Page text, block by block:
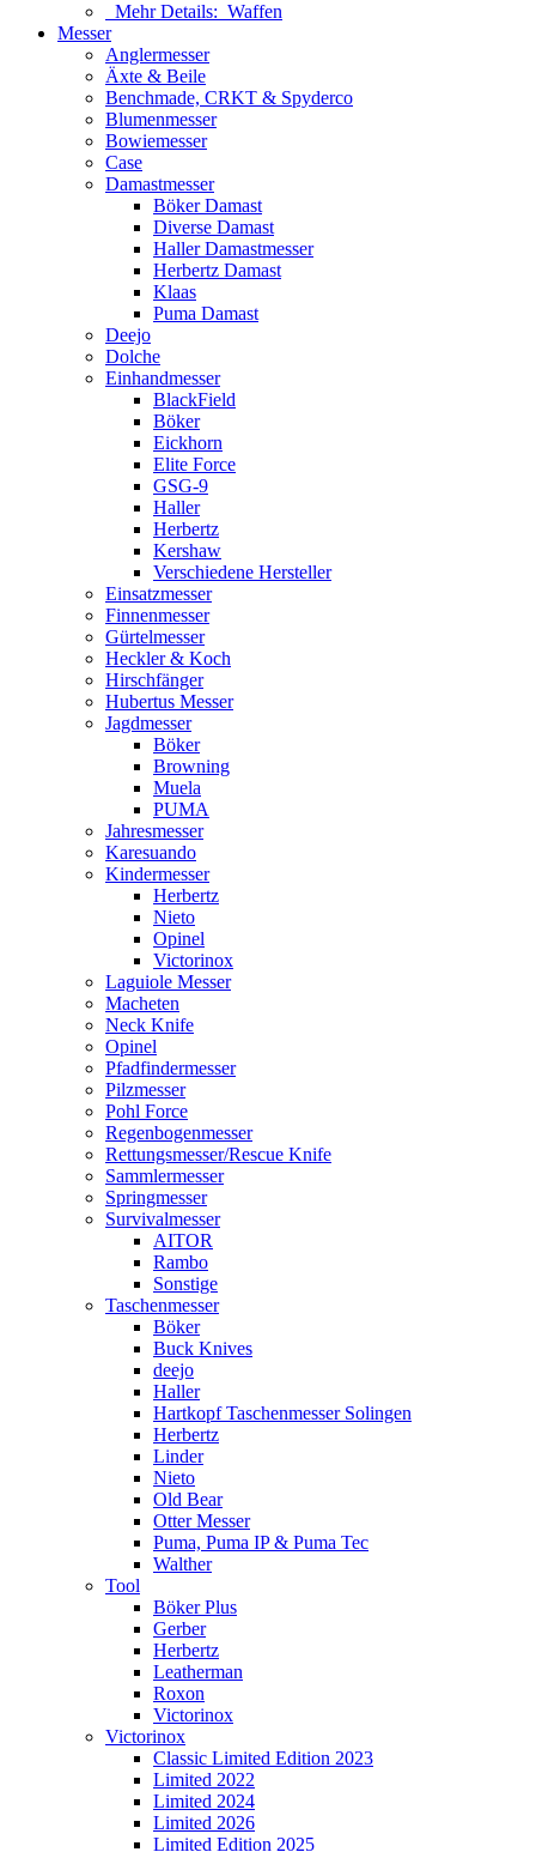
Mehr Details: Waffen
Messer
Anglermesser
Äxte & Beile
Benchmade, CRKT & Spyderco
Blumenmesser
Bowiemesser
Case
Damastmesser
Böker Damast
Diverse Damast
Haller Damastmesser
Herbertz Damast
Klaas
Puma Damast
Deejo
Dolche
Einhandmesser
BlackField
Böker
Eickhorn
Elite Force
GSG-9
Haller
Herbertz
Kershaw
Verschiedene Hersteller
Einsatzmesser
Finnenmesser
Gürtelmesser
Heckler & Koch
Hirschfänger
Hubertus Messer
Jagdmesser
Böker
Browning
Muela
PUMA
Jahresmesser
Karesuando
Kindermesser
Herbertz
Nieto
Opinel
Victorinox
Laguiole Messer
Macheten
Neck Knife
Opinel
Pfadfindermesser
Pilzmesser
Pohl Force
Regenbogenmesser
Rettungsmesser/Rescue Knife
Sammlermesser
Springmesser
Survivalmesser
AITOR
Rambo
Sonstige
Taschenmesser
Böker
Buck Knives
deejo
Haller
Hartkopf Taschenmesser Solingen
Herbertz
Linder
Nieto
Old Bear
Otter Messer
Puma, Puma IP & Puma Tec
Walther
Tool
Böker Plus
Gerber
Herbertz
Leatherman
Roxon
Victorinox
Victorinox
Classic Limited Edition 2023
Limited 2022
Limited 2024
Limited 2026
Limited Edition 2025